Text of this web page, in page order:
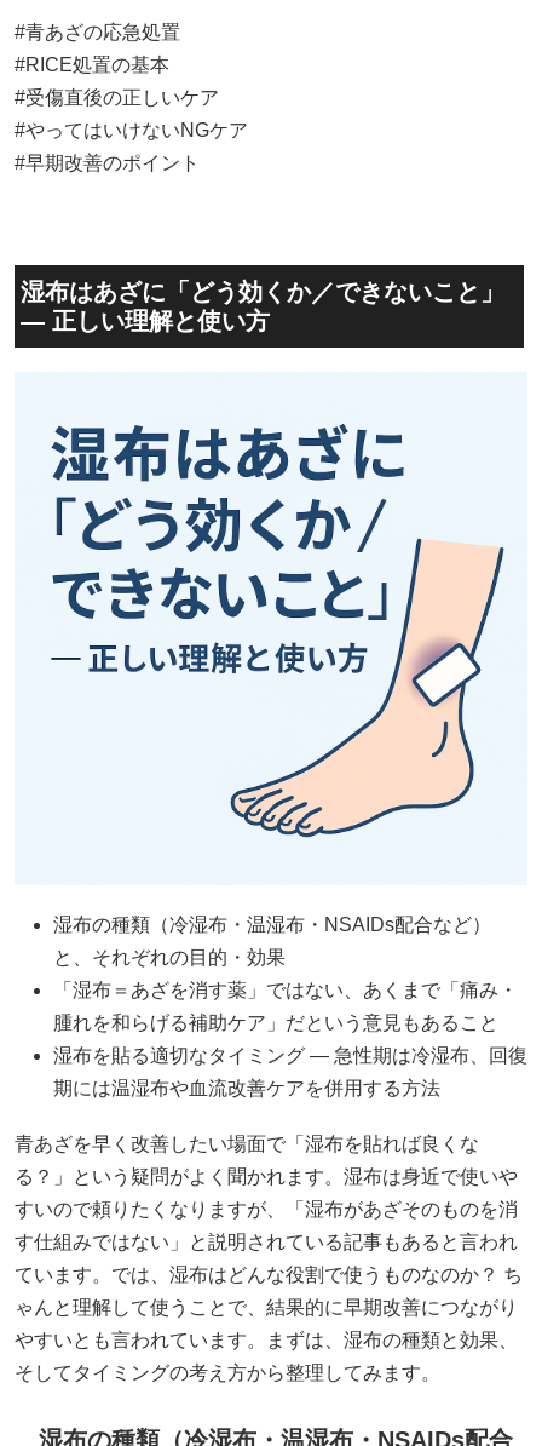
#青あざの応急処置
#RICE処置の基本
#受傷直後の正しいケア
#やってはいけないNGケア
#早期改善のポイント
湿布はあざに「どう効くか／できないこと」
— 正しい理解と使い方
湿布の種類（冷湿布・温湿布・NSAIDs配合など）
と、それぞれの目的・効果
「湿布＝あざを消す薬」ではない、あくまで「痛み・
腫れを和らげる補助ケア」だという意見もあること
湿布を貼る適切なタイミング — 急性期は冷湿布、回復
期には温湿布や血流改善ケアを併用する方法
青あざを早く改善したい場面で「湿布を貼れば良くな
る？」という疑問がよく聞かれます。湿布は身近で使いや
すいので頼りたくなりますが、「湿布があざそのものを消
す仕組みではない」と説明されている記事もあると言われ
ています。では、湿布はどんな役割で使うものなのか？ ち
ゃんと理解して使うことで、結果的に早期改善につながり
やすいとも言われています。まずは、湿布の種類と効果、
そしてタイミングの考え方から整理してみます。
湿布の種類（冷湿布・温湿布・NSAIDs配合